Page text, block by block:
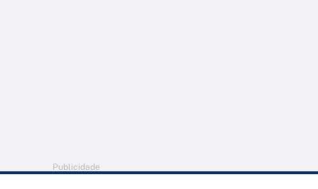
Publicidade